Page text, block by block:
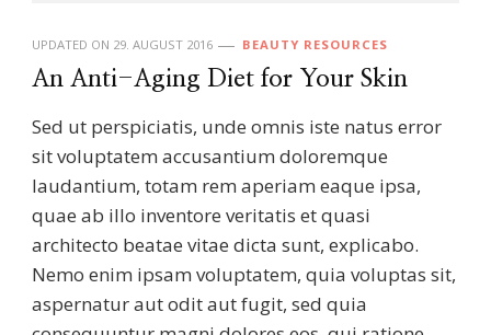
UPDATED ON 29. AUGUST 2016 BEAUTY RESOURCES
An Anti-Aging Diet for Your Skin
Sed ut perspiciatis, unde omnis iste natus error
sit voluptatem accusantium doloremque
laudantium, totam rem aperiam eaque ipsa,
quae ab illo inventore veritatis et quasi
architecto beatae vitae dicta sunt, explicabo.
Nemo enim ipsam voluptatem, quia voluptas sit,
aspernatur aut odit aut fugit, sed quia